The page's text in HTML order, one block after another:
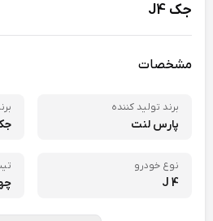
جک J4
مشخصات
برند تولید کننده
پارس لنت
نوع خودرو
J 4